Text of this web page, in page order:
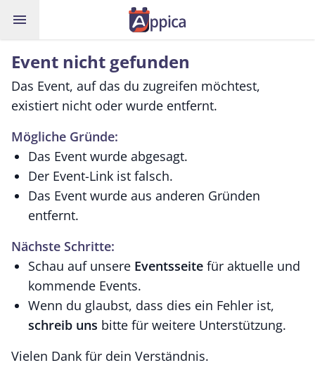
menu
Event nicht gefunden
Das Event, auf das du zugreifen möchtest,
existiert nicht oder wurde entfernt.
Mögliche Gründe:
Das Event wurde abgesagt.
Der Event-Link ist falsch.
Das Event wurde aus anderen Gründen
entfernt.
Nächste Schritte:
Schau auf unsere Eventsseite für aktuelle und
kommende Events.
Wenn du glaubst, dass dies ein Fehler ist,
schreib uns bitte für weitere Unterstützung.
Vielen Dank für dein Verständnis.